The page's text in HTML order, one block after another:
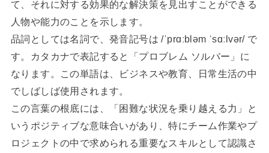
て、それに対する効果的な解決策を見出すことができる
人物や能力のことを示します。
品詞としては名詞で、発音記号は /ˈprɑːbləm ˈsɑːlvər/ で
す。カタカナで表記すると「プロブレム ソルバー」に
なります。この単語は、ビジネスや教育、日常生活の中
でしばしば使用されます。
この言葉の根底には、「困難な状況を乗り越える力」と
いうポジティブな意味合いがあり、特にチーム作業やプ
ロジェクトの中で求められる重要なスキルとして認識さ